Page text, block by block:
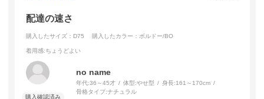
配達の速さ
購入したサイズ：D75 購入したカラー：ボルドー/BO
着用感:ちょうどよい
no name
年代:36～45才 体型:やせ型 身長:161～170cm
骨格タイプ:ナチュラル